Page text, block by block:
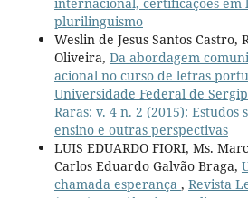
plurilinguismo
Weslin de Jesus Santos Castro,
Oliveira, Da abordagem
acional no curso de letras
Universidade Federal de
Raras: v. 4 n. 2 (2015):
ensino e outras perspectivas
LUIS EDUARDO FIORI, Ms.
Carlos Eduardo Galvão Braga,
chamada esperança , Revista